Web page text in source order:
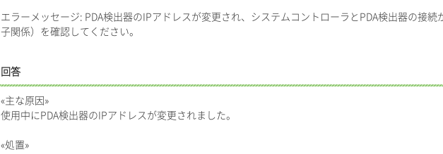
エラーメッセージ: PDA検出器のIPアドレスが変更され、システムコントローラとPDA検出器の接続
子関係）を確認してください。
回答
«主な原因»
使用中にPDA検出器のIPアドレスが変更されました。
«処置»